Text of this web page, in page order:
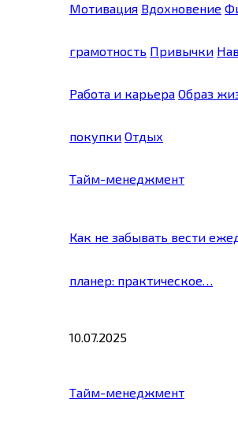
Мотивация Вдохновение
грамотность Привычки
Работа и карьера Образ
покупки Отдых
Тайм-менеджмент
Как не забывать вести
планер: практическое…
10.07.2025
Тайм-менеджмент